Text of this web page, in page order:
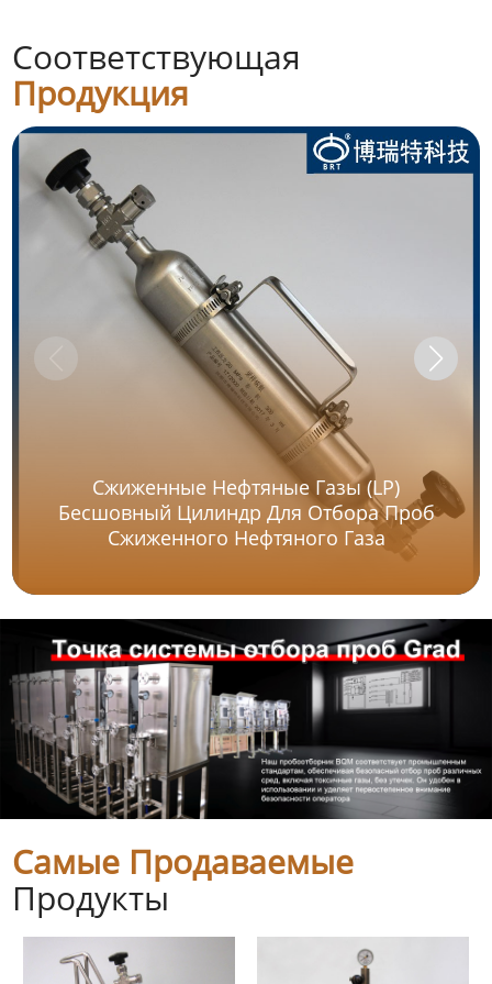
Соответствующая
Продукция
Сжиженные Нефтяные Газы (LP)
Бесшовный Цилиндр Для Отбора Проб
Сжиженного Нефтяного Газа
Самые Продаваемые
Продукты